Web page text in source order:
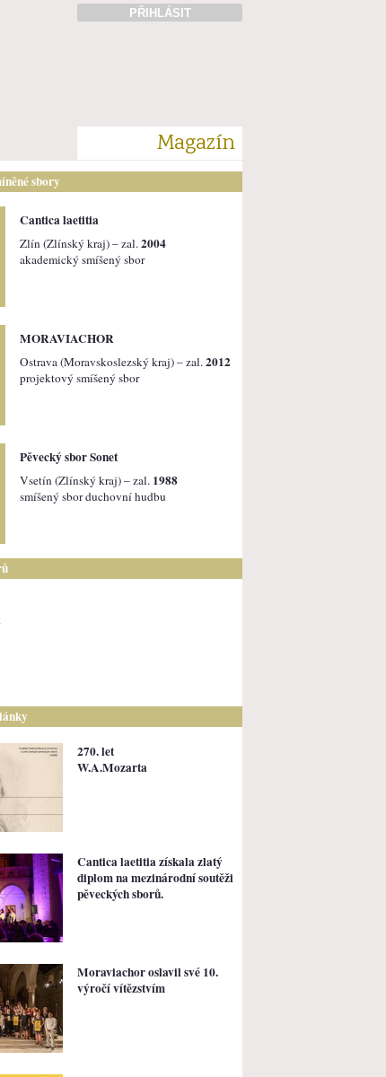
PŘIHLÁSIT
Magazín
sbory
Cantica laetitia
Zlín (Zlínský kraj) – zal. 2004
akademický smíšený sbor
MORAVIACHOR
Ostrava (Moravskoslezský kraj) – zal. 2012
projektový smíšený sbor
Pěvecký sbor Sonet
Vsetín (Zlínský kraj) – zal. 1988
smíšený sbor duchovní hudbu
270. let
W.A.Mozarta
Cantica laetitia získala zlatý
diplom na mezinárodní soutěži
pěveckých sborů.
Moraviachor oslavil své 10.
výročí vítězstvím